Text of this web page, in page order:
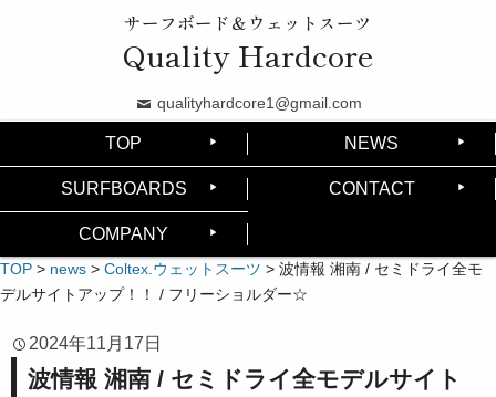
サーフボード＆ウェットスーツ
Quality Hardcore
qualityhardcore1@gmail.com
TOP NEWS
SURFBOARDS CONTACT
COMPANY
TOP > news > Coltex.ウェットスーツ > 波情報 湘南 / セミドライ全モ
デルサイトアップ！！ / フリーショルダー☆
2024年11月17日
波情報 湘南 / セミドライ全モデルサイト